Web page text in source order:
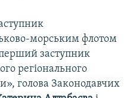
морським флотом
заступник
регіонального
голова Законодавчих